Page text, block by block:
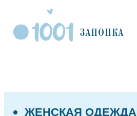
ЖЕНСКАЯ ОДЕЖДА